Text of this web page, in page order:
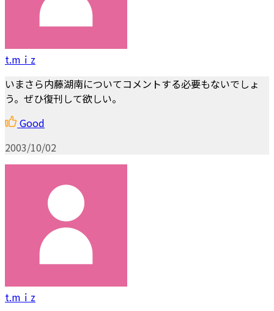
t.mｉz
いまさら内藤湖南についてコメントする必要もないでしょ
う。ぜひ復刊して欲しい。
Good
2003/10/02
t.mｉz